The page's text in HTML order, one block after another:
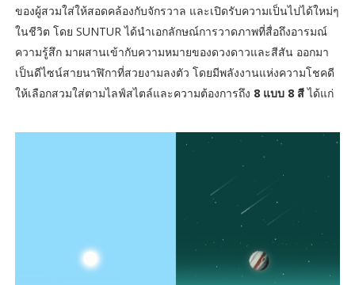
ของผู้สวมใส่ให้สอดคล้องกับจักรวาล และเปิดรับความเป็นไปได้ใหม่ๆ
ในชีวิต โดย SUNTUR ได้นำเอกลักษณ์การวาดภาพที่สื่อถึงอารมณ์
ความรู้สึก มาผสานเข้ากับความหมายของดวงดาวและสีสัน ออกมา
เป็นดีไซน์สายนาฬิกาที่สวยงามลงตัว โดยมีพลังงานแห่งความโชคดี
ให้เลือกสวมใส่ตามไลฟ์สไตล์และความต้องการถึง 8 แบบ 8 สีได้แก่